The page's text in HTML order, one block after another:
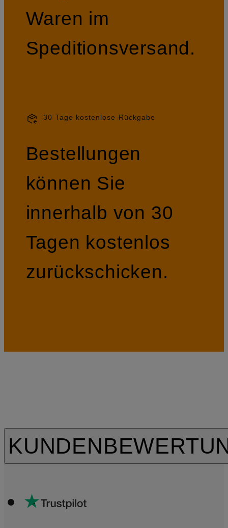
Waren im
Speditionsversand.
30 Tage kostenlose Rückgabe
Bestellungen
können Sie
innerhalb von 30
Tagen kostenlos
zurückschicken.